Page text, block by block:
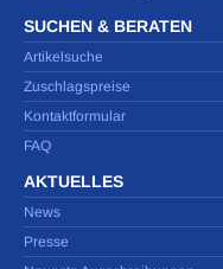
SUCHEN & BERATEN
Artikelsuche
Zuschlagspreise
Kontaktformular
FAQ
AKTUELLES
News
Presse